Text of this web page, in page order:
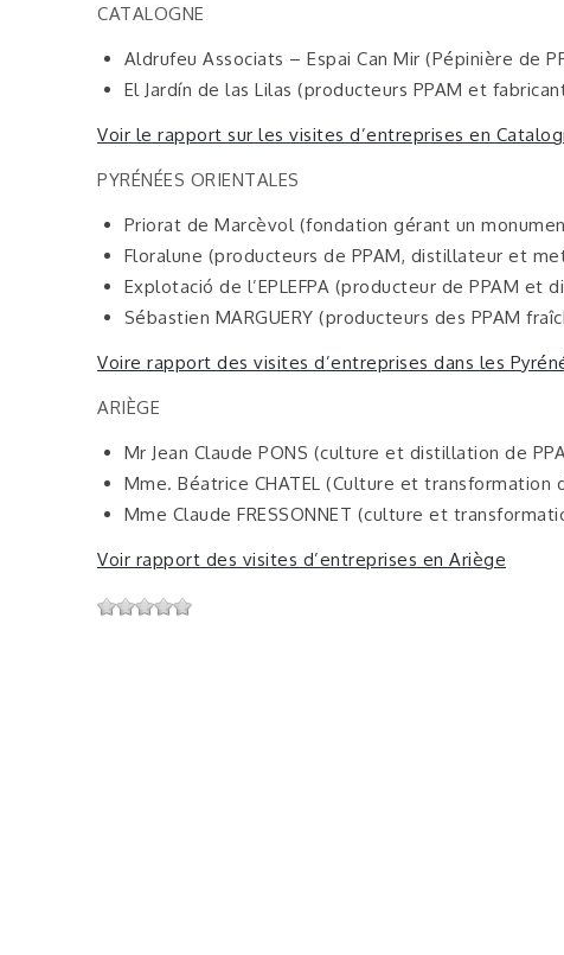
CATALOGNE
Aldrufeu Associats – Espai Can Mir (Pépinière de
El Jardín de las Lilas (producteurs PPAM et
Voir le rapport sur les visites d’entreprises en
PYRÉNÉES ORIENTALES
Priorat de Marcèvol (fondation gérant un
Floralune (producteurs de PPAM, distillateur et
Explotació de l’EPLEFPA (producteur de PPAM et
Sébastien MARGUERY (producteurs des PPAM
Voire rapport des visites d’entreprises dans les
ARIÈGE
Mr Jean Claude PONS (culture et distillation de
Mme. Béatrice CHATEL (Culture et transformation
Mme Claude FRESSONNET (culture et
Voir rapport des visites d’entreprises en Ariège